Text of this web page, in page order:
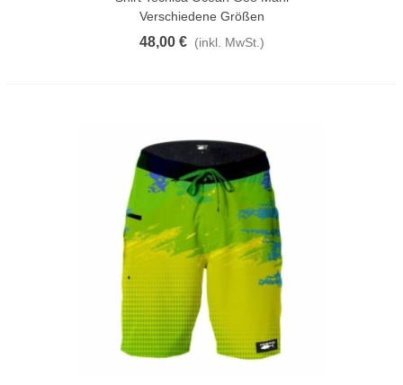
Verschiedene Größen
48,00 € (inkl. MwSt.)